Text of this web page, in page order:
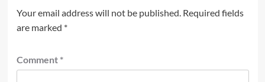
Your email address will not be published. Required fields
are marked *
Comment *